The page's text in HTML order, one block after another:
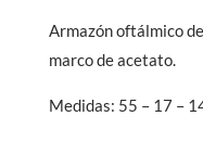
Armazón oftálmico
marco de acetato.
Medidas: 55 – 17 –